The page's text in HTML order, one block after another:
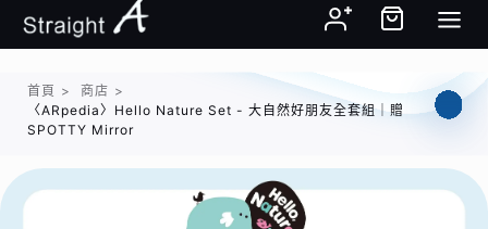
首頁 > 商店 >
〈ARpedia〉Hello Nature Set - 大自然好朋友全套組｜贈
SPOTTY Mirror